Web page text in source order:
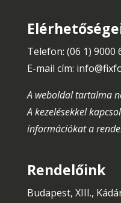
Telefon: (06 1) 9000
E-mail cím:
A weboldal tartalma
A kezelésekkel
információkat a
Rendelőink
Budapest, XIII.,